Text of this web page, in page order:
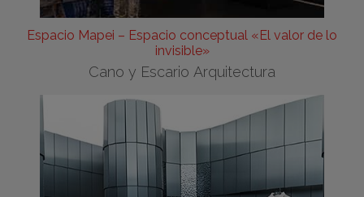
Espacio Mapei – Espacio conceptual «El valor de lo
invisible»
Cano y Escario Arquitectura